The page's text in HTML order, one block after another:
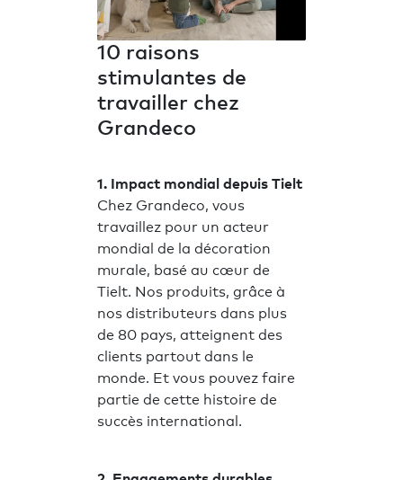
10 raisons
stimulantes de
travailler chez
Grandeco
1. Impact mondial depuis Tielt
Chez Grandeco, vous
travaillez pour un acteur
mondial de la décoration
murale, basé au cœur de
Tielt. Nos produits, grâce à
nos distributeurs dans plus
de 80 pays, atteignent des
clients partout dans le
monde. Et vous pouvez faire
partie de cette histoire de
succès international.